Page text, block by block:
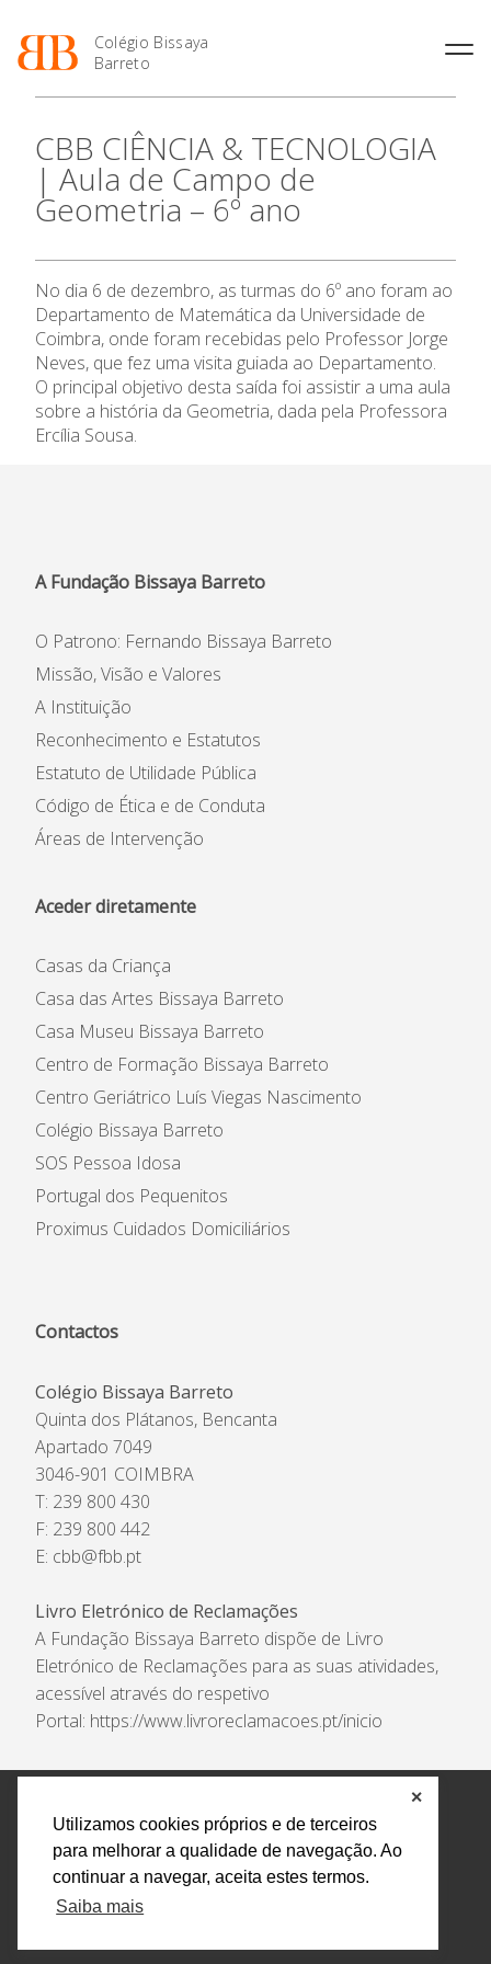
Utilizamos cookies próprios e de terceiros
para melhorar a qualidade de navegação. Ao
continuar a navegar, aceita estes termos.
Saiba mais
✕
Colégio Bissaya
Barreto
O Colégio
Projeto Educativo
Organização
Colaboradores Docentes
Instalações
Ofertas de emprego
Regulamentos
Jornal “O Coreto”
Privacidade
Oferta Formativa
Enriquecimento Curricular
Oferta Curricular
Atividades Extracurriculares
Atividades de Interrupção
Letiva
Academia de LínguasEnsino Profissional
Profissionais
Matrículas
Horários e Manuais
Termalismo
Curso de Técnico/a de Apoio
à Família e à Comunidade
Ofertas de Emprego
Ano Letivo
2027
Calendários
Portal do Professor
de Educação
SIGE
Secretariado de Exames
APEE
Notícias
CBB CIÊNCIA & TECNOLOGIA
| Aula de Campo de
Geometria – 6º ano
No dia 6 de dezembro, as turmas do 6º ano foram ao
Departamento de Matemática da Universidade de
Coimbra, onde foram recebidas pelo Professor Jorge
Neves, que fez uma visita guiada ao Departamento.
O principal objetivo desta saída foi assistir a uma aula
sobre a história da Geometria, dada pela Professora
Ercília Sousa.
A Fundação Bissaya Barreto
O Patrono: Fernando Bissaya Barreto
Missão, Visão e Valores
A Instituição
Reconhecimento e Estatutos
Estatuto de Utilidade Pública
Código de Ética e de Conduta
Áreas de Intervenção
Aceder diretamente
Casas da Criança
Casa das Artes Bissaya Barreto
Casa Museu Bissaya Barreto
Centro de Formação Bissaya Barreto
Centro Geriátrico Luís Viegas Nascimento
Colégio Bissaya Barreto
SOS Pessoa Idosa
Portugal dos Pequenitos
Proximus Cuidados Domiciliários
Contactos
Colégio Bissaya Barreto
Quinta dos Plátanos, Bencanta
Apartado 7049
3046-901 COIMBRA
T: 239 800 430
F: 239 800 442
E: cbb@fbb.pt
Livro Eletrónico de Reclamações
A Fundação Bissaya Barreto dispõe de Livro
Eletrónico de Reclamações para as suas atividades,
acessível através do respetivo
Portal: https://www.livroreclamacoes.pt/inicio
Política de Privacidade e Tratamento de Dados
Encarregado de Proteção de Dados
Livro Eletrónico
de Reclamações
Canal de Denúncias
Todos os direitos reservados Design by AM. Developed by